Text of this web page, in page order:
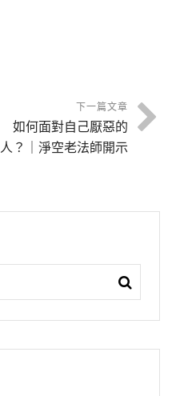
已經印在瓦片上。我
佛，這四個字、六個
的法身就相應了。
三品至三十七品
求出離、求超度，就
樣就好。
惡念都轉成淨念。大
，不假方便，自得心
夫。
薩廣大圓滿無礙大悲
賢、觀音、勢至高
覺菩薩，他們還修念
差一步而已，還要修
時間縮短，那是最高
第十九集）
非常健康，吃的是
，可以說是修苦行的
穿穿得不好，吃也不
是特別多。他這表法
佛，自在往生。往生
小心摔下來怎麼辦？
不要再剪了。他說沒
天剪樹、種地，大家
，要休息了。他就講
全身柔軟，給他坐
下身心世界，他也可
所以一般我們講助
得力，臨終需要有助
下來，後面有人給他
助念就是這個意思。
最好，我們總是希望
的修，這樣臨終萬一
有影響，你自己可以
來干擾你，讓你做惡
好夢，沒有鬼神來奪
有鬼神靠近他，他的
有佛光在注照，這些
不敢靠近，所以你的
通章疏鈔菁華（第三
說時代在進步是沒有
受的水準提高，但是
一直退墮。所以現在
很少了，大家都是為
義，不顧道德仁義。
惱比古時候的人還
的力量，花花世界，
壓力很大，沒有什麼
脾氣很差，情緒很不
，晚上做惡夢，做什
施給別人，別人還反
種情形就是業障深重
，心很心清淨的時
下一篇文章
如何面對自己厭惡的
人？｜淨空老法師開示